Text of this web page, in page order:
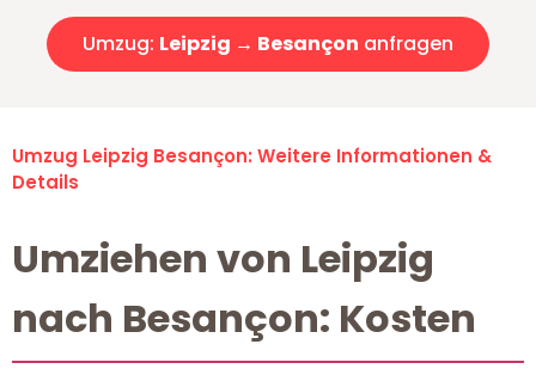
Umzug: Leipzig → Besançon anfragen
Umzug Leipzig Besançon: Weitere Informationen &
Details
Umziehen von Leipzig
nach Besançon: Kosten